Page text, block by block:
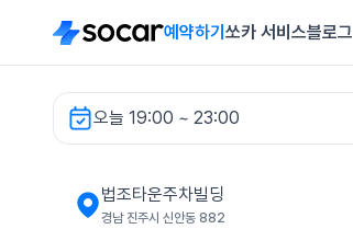
예약하기 쏘카 서비스블로그
오늘 19:00 ~ 23:00
법조타운주차빌딩 렌터카
법조타운주차빌딩
경남 진주시 신안동 882